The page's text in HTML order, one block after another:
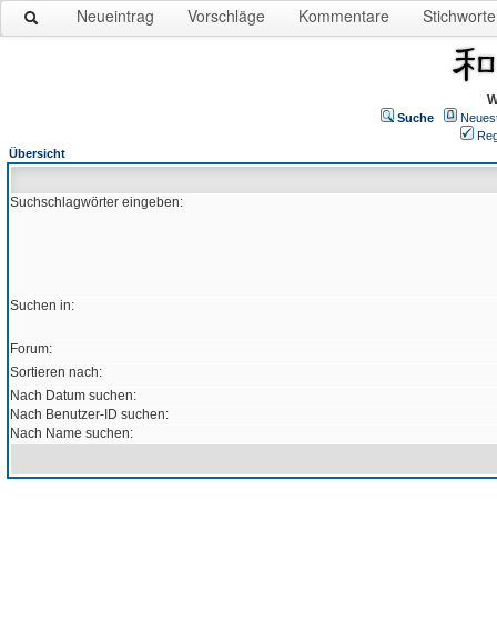
Neueintrag Vorschläge Kommentare Stichworte
Suche
Übersicht
Suchschlagwörter eingeben:
Suchen in:
Forum:
Sortieren nach:
Nach Datum suchen:
Nach Benutzer-ID suchen:
Nach Name suchen: